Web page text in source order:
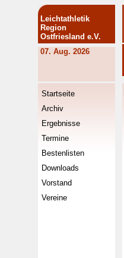
Leichtathletik
Region
Ostfriesland e.V.
07. Aug. 2026
Startseite
Archiv
Ergebnisse
Termine
Bestenlisten
Downloads
Vorstand
Vereine